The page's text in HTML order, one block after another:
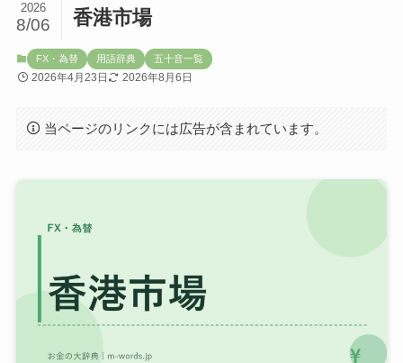
香港市場
2026
8/06
FX・為替 用語辞典 五十音一覧
2026年4月23日 2026年8月6日
当ページのリンクには広告が含まれています。